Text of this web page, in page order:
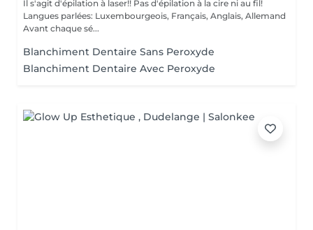
Il s'agit d'épilation à laser!! Pas d'épilation à la cire ni au fil!
Langues parlées: Luxembourgeois, Français, Anglais, Allemand
Avant chaque sé...
Blanchiment Dentaire Sans Peroxyde
Blanchiment Dentaire Avec Peroxyde